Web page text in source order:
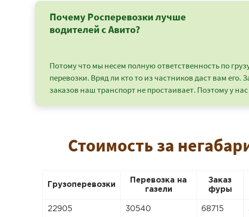
Почему Росперевозки лучше
водителей с Авито?
Потому что мы несем полную ответственность по
перевозки. Вряд ли кто то из частников даст вам его.
заказов наш транспорт не простаивает. Поэтому у
Стоимость за
Грузоперевозки
Перевозка на
газели
Заказ
фуры
22905 30540 68715